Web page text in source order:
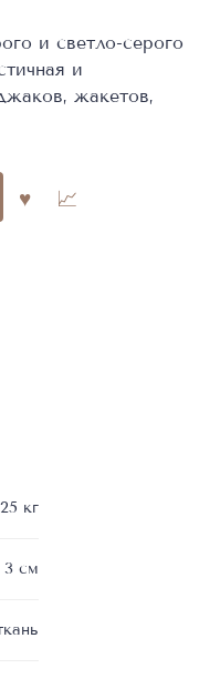
и светло-серого
и
жакетов,
кг
3 см